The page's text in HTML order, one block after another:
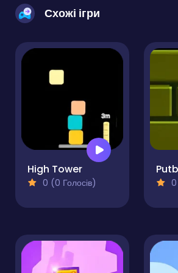
Схожі ігри
High Tower
0 (0 Голосів) 0